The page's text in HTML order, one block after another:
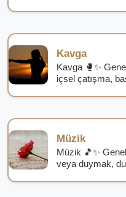
Kavga
Kavga 🥊✨
içsel çatışma,
Müzik
Müzik 🎵✨
veya duymak,